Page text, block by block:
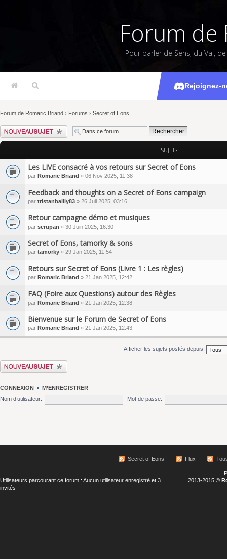
Forum de
Pour parler de Sens, du Val,
Rejoignez-
Forum de Romaric Briand › Forums › Secret of Eons
Écrire un nouveau sujet
SUJETS
Les LIVE consacré à vos retours sur Secret of Eons
par Romaric Briand » 06 Nov 2025, 11:38
Feedback and thoughts on a Secret of Eons campaign
par tristanbailly83 » 26 Juil 2025, 03:16
Retour campagne démo et musiques
par serupan » 30 Juin 2025, 16:30
Secret of Eons, tamorky & sons
par tamorky » 29 Jan 2025, 11:54
Retours sur Secret of Eons (Livre 1 : Les règles)
par Romaric Briand » 21 Jan 2025, 12:42
FAQ (Foire aux Questions) autour des Règles
par Romaric Briand » 21 Jan 2025, 12:38
Bienvenue sur le Forum de Secret of Eons
par Romaric Briand » 21 Jan 2025, 12:43
Afficher les sujets postés depuis:
Écrire un nouveau sujet
CONNEXION • M’ENREGISTRER
Nom d’utilisateur:
Mot de passe:
Secret of Eons Flux
Utilisateurs parcourant ce forum : Aucun utilisateur enregistré et 3
invités
2013-2015 ©